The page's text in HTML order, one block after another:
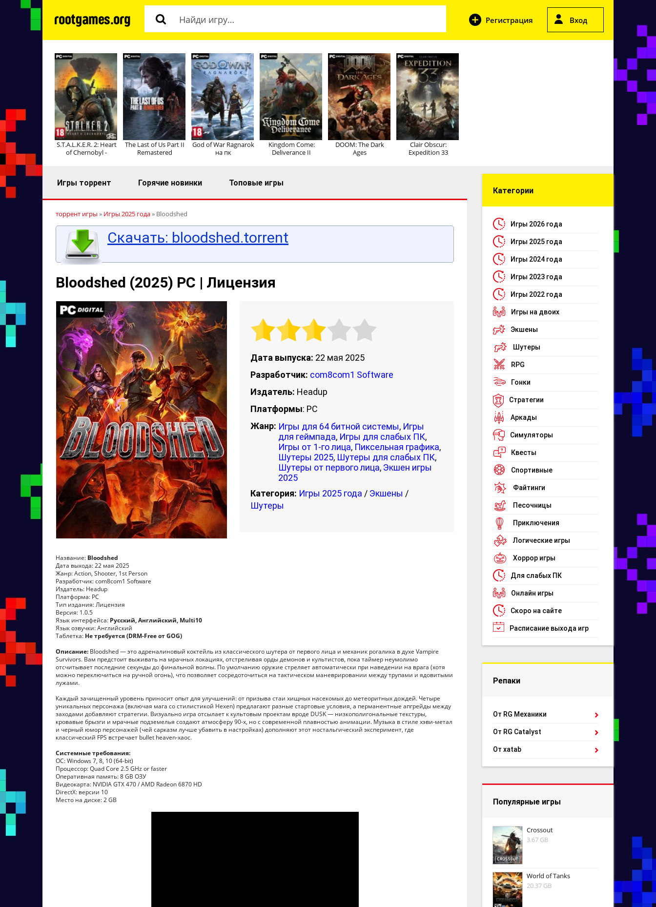
Регистрация Вход
S.T.A.L.K.E.R. 2: Heart
of Chernobyl -
The Last of Us Part II
Remastered
God of War Ragnarok
на пк
Kingdom Come:
Deliverance II
DOOM: The Dark
Ages
Clair Obscur:
Expedition 33
Игры торрент Горячие новинки Топовые игры
торрент игры » Игры 2025 года» Bloodshed
Скачать: bloodshed.torrent
Bloodshed (2025) PC | Лицензия
Дата выпуска: 22 мая 2025
Разработчик: com8com1 Software
Издатель: Headup
Платформы: PC
Жанр: Игры для 64 битной системы, Игры
для геймпада, Игры для слабых ПК,
Игры от 1-го лица, Пиксельная графика,
Шутеры 2025, Шутеры для слабых ПК,
Шутеры от первого лица, Экшен игры
2025
Категория: Игры 2025 года / Экшены /
Шутеры
Название: Bloodshed
Дата выхода: 22 мая 2025
Жанр: Action, Shooter, 1st Person
Разработчик: com8com1 Software
Издатель: Headup
Платформа: PC
Тип издания: Лицензия
Версия: 1.0.5
Язык интерфейса: Русский, Английский, Multi10
Язык озвучки: Английский
Таблетка: Не требуется (DRM-Free от GOG)
Описание: Bloodshed — это адреналиновый коктейль из классического шутера от первого лица и механик рогалика в духе Vampire
Survivors. Вам предстоит выживать на мрачных локациях, отстреливая орды демонов и культистов, пока таймер неумолимо
отсчитывает последние секунды до финальной волны. По умолчанию оружие стреляет автоматически при наведении на врага (хотя
можно переключиться на ручной огонь), что позволяет сосредоточиться на тактическом маневрировании между трупами и ядовитыми
лужами.
Каждый зачищенный уровень приносит опыт для улучшений: от призыва стаи хищных насекомых до метеоритных дождей. Четыре
уникальных персонажа (включая мага со стилистикой Hexen) предлагают разные стартовые условия, а перманентные апгрейды между
заходами добавляют стратегии. Визуально игра отсылает к культовым проектам вроде DUSK — низкополигональные текстуры,
кровавые брызги и мрачные подземелья создают атмосферу 90-х, но с современной плавностью анимации. Музыка в стиле хэви-метал
и черный юмор персонажей (чей сарказм лучше убавить в настройках) дополняют этот ностальгический эксперимент, где
классический FPS встречает bullet heaven-хаос.
Системные требования:
ОС: Windows 7, 8, 10 (64-bit)
Процессор: Quad Core 2.5 GHz or faster
Оперативная память: 8 GB ОЗУ
Видеокарта: NVIDIA GTX 470 / AMD Radeon 6870 HD
DirectX: версии 10
Место на диске: 2 GB
Категории
Игры 2026 года
Игры 2025 года
Игры 2024 года
Игры 2023 года
Игры 2022 года
Игры на двоих
Экшены
Шутеры
RPG
Гонки
Стратегии
Аркады
Симуляторы
Квесты
Спортивные
Файтинги
Песочницы
Приключения
Логические игры
Хоррор игры
Для слабых ПК
Онлайн игры
Скоро на сайте
Расписание выхода игр
Репаки
От RG Механики
От RG Catalyst
От xatab
Популярные игры
Crossout
3.67 GB
World of Tanks
20.37 GB